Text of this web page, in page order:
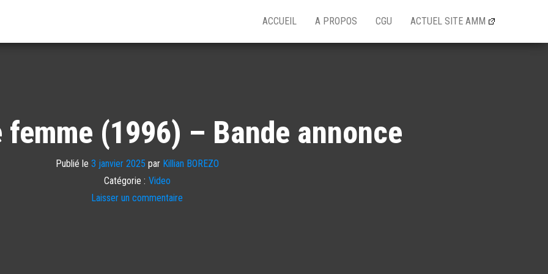
ACCUEIL A PROPOS CGU ACTUEL SITE AMM
(1996) – Bande annonce
Publié le 3 janvier 2025 par Killian BOREZO
Catégorie : Video
Laisser un commentaire